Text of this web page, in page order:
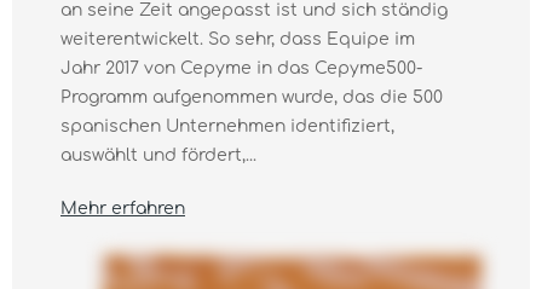
an seine Zeit angepasst ist und sich ständig
weiterentwickelt. So sehr, dass Equipe im
Jahr 2017 von Cepyme in das Cepyme500-
Programm aufgenommen wurde, das die 500
spanischen Unternehmen identifiziert,
auswählt und fördert,...
Mehr erfahren